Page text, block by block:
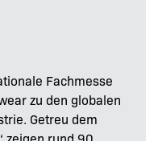
Fachmesse
zu den globalen
Getreu dem